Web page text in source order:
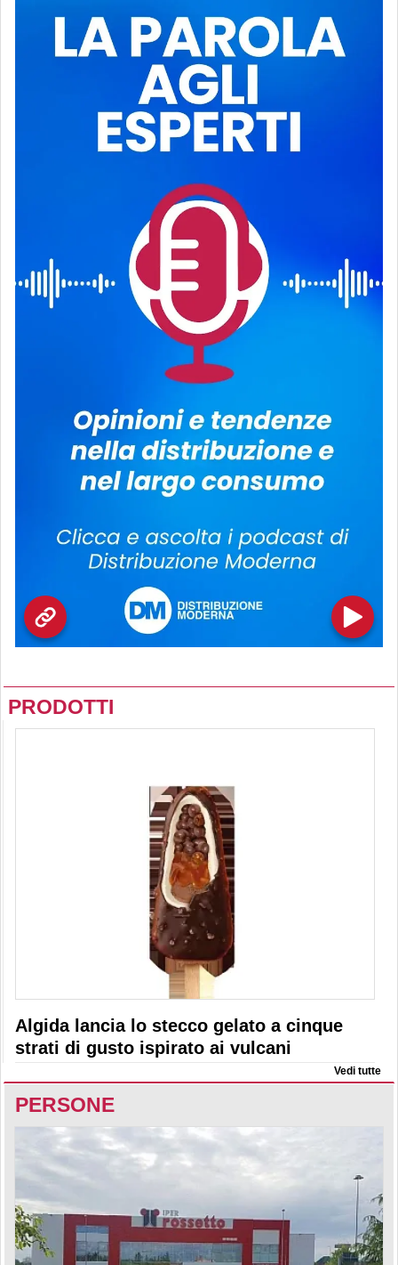
PRODOTTI
Algida lancia lo stecco gelato a cinque
strati di gusto ispirato ai vulcani
Vedi tutte
PERSONE